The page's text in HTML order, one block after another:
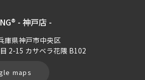
- 神戸店 -
庫県神戸市中央区
2-15 カサベラ花隈 B102
maps